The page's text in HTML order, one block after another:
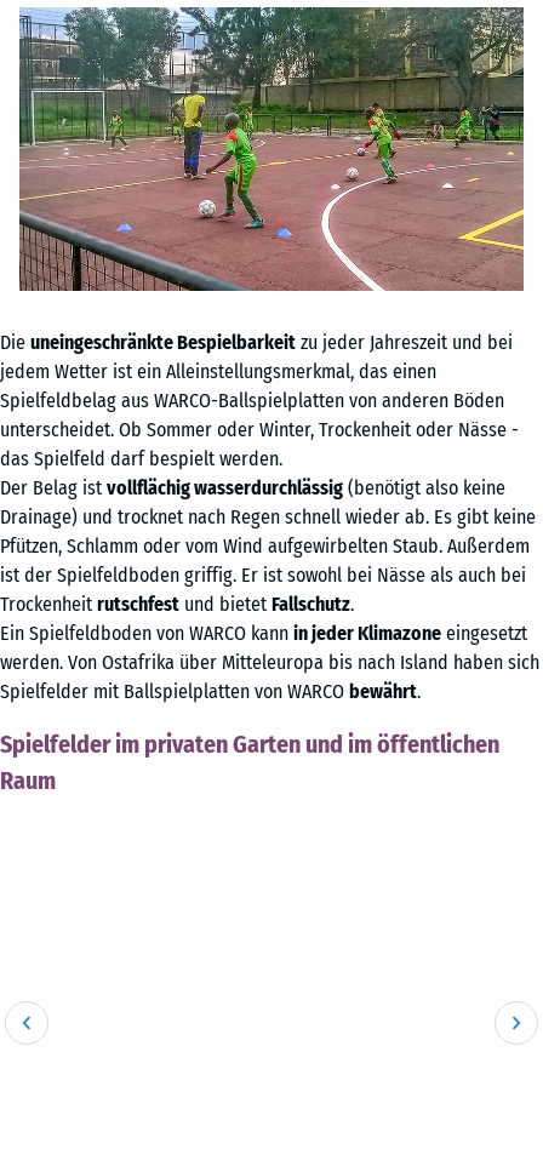
Die uneingeschränkte Bespielbarkeit zu jeder Jahreszeit und bei
jedem Wetter ist ein Alleinstellungsmerkmal, das einen
Spielfeldbelag aus WARCO-Ballspielplatten von anderen Böden
unterscheidet. Ob Sommer oder Winter, Trockenheit oder Nässe -
das Spielfeld darf bespielt werden.
Der Belag ist vollflächig wasserdurchlässig (benötigt also keine
Drainage) und trocknet nach Regen schnell wieder ab. Es gibt keine
Pfützen, Schlamm oder vom Wind aufgewirbelten Staub. Außerdem
ist der Spielfeldboden griffig. Er ist sowohl bei Nässe als auch bei
Trockenheit rutschfest und bietet Fallschutz.
Ein Spielfeldboden von WARCO kann in jeder Klimazone eingesetzt
werden. Von Ostafrika über Mitteleuropa bis nach Island haben sich
Spielfelder mit Ballspielplatten von WARCO bewährt.
Spielfelder im privaten Garten und im öffentlichen
Raum